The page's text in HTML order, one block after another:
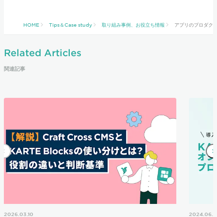
HOME Tips＆Case study 取り組み事例、お役立ち情報 アプリのプロダク
Related Articles
関連記事
2026.03.10